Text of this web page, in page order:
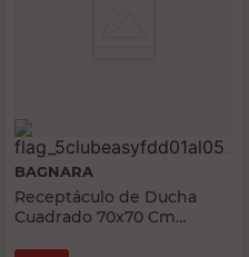
BAGNARA
Receptáculo de Ducha
Cuadrado 70x70 Cm